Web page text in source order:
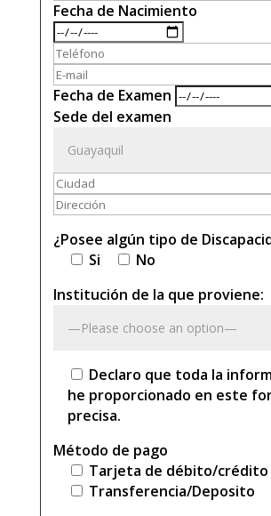
Fecha de Nacimiento
Fecha de Examen
Sede del examen
¿Posee algún tipo de
Si
No
Institución de la que proviene:
Declaro que toda la
he proporcionado en este
precisa.
Método de pago
Tarjeta de débito/crédito
Transferencia/Deposito